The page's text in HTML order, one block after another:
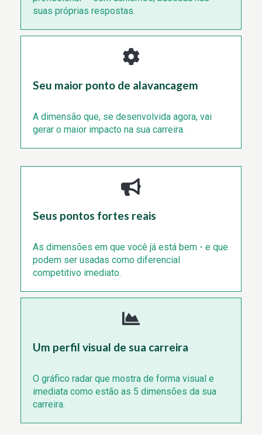
suas próprias respostas.
Seu maior ponto de alavancagem
A dimensão que, se desenvolvida agora, vai
gerar o maior impacto na sua carreira.
Seus pontos fortes reais
As dimensões em que você já está bem - e que
podem ser usadas como diferencial
competitivo imediato.
Um perfil visual de sua carreira
O gráfico radar que mostra de forma visual e
imediata como estão as 5 dimensões da sua
carreira.